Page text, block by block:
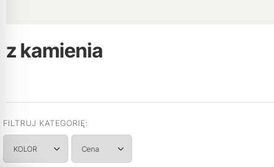
z kamienia
FILTRUJ KATEGORIĘ:
KOLOR Cena